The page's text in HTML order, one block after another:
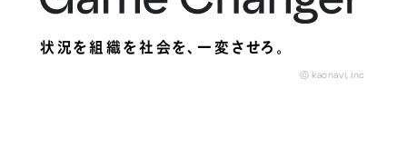
状況を組織を社会を、一変させろ。
© kaonavi, Inc